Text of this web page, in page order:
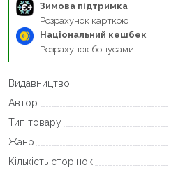
Зимова підтримка
Розрахунок карткою
Національний кешбек
Розрахунок бонусами
Видавництво
Автор
Тип товару
Жанр
Кількість сторінок